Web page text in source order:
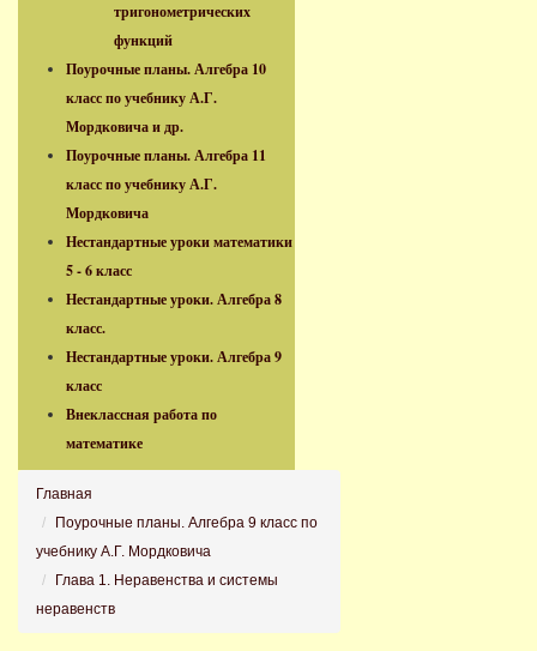
тригонометрических
функций
Поурочные планы. Алгебра 10
класс по учебнику А.Г.
Мордковича и др.
Поурочные планы. Алгебра 11
класс по учебнику А.Г.
Мордковича
Нестандартные уроки математики
5 - 6 класс
Нестандартные уроки. Алгебра 8
класс.
Нестандартные уроки. Алгебра 9
класс
Внеклассная работа по
математике
Главная
Поурочные планы. Алгебра 9 класс по
учебнику А.Г. Мордковича
Глава 1. Неравенства и системы
неравенств